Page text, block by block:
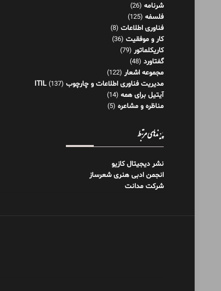
شرنامه (26)
فلسفه (125)
فناوری اطلاعات (8)
کار و موفقیت (36)
کاریکلماتور (79)
گفتاورد (48)
مجموعه اشعار (122)
مدیریت فناوری اطلاعات و چارچوب ITIL (137)
آیتیل برای همه (14)
مناظره و مشاعره (5)
پیوندهای مرتبط
نشر دیجیتال کازیو
انجمن ادبی هنری شعرساز
شرکت مدانت